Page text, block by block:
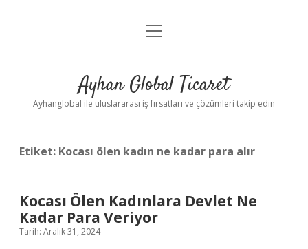
Anasayfa
Yasal Uyarı
menüyü
Ayhan Global Ticaret
Ayhanglobal ile uluslararası iş fırsatları ve çözümleri takip edin
Etiket: Kocası ölen kadın ne kadar para alır
Kocası Ölen Kadınlara Devlet Ne
Kadar Para Veriyor
Tarih: Aralık 31, 2024